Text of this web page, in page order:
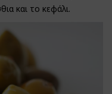
και το κεφάλι.